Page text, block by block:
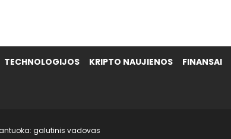
TECHNOLOGIJOS KRIPTO NAUJIENOS FINANSAI
galutinis vadovas